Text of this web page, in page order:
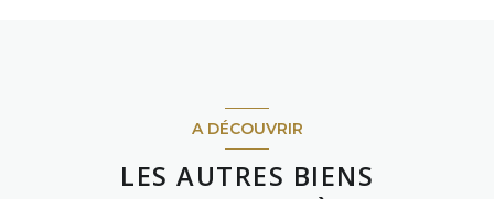
A DÉCOUVRIR
LES AUTRES BIENS